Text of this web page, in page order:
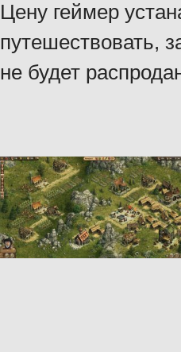
Цену геймер
путешествовать,
не будет